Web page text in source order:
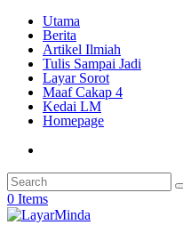
Utama
Berita
Artikel Ilmiah
Tulis Sampai Jadi
Layar Sorot
Maaf Cakap 4
Kedai LM
Homepage
0 Items